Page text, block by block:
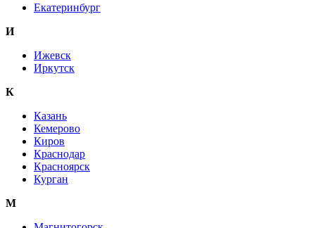
Екатеринбург
И
Ижевск
Иркутск
К
Казань
Кемерово
Киров
Краснодар
Красноярск
Курган
М